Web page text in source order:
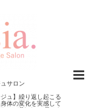
サロン
ュ】繰り返し起こる
体の変化を実感して